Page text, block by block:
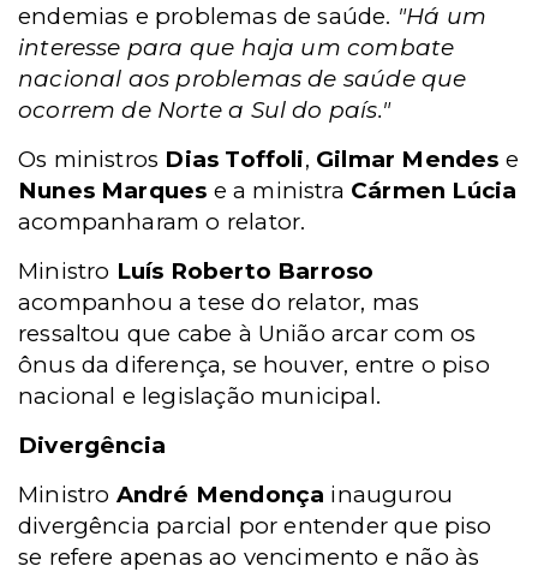
endemias e problemas de saúde. "Há um
interesse para que haja um combate
nacional aos problemas de saúde que
ocorrem de Norte a Sul do país."
Os ministros Dias Toffoli, Gilmar Mendes e
Nunes Marques e a ministra Cármen Lúcia
acompanharam o relator.
Ministro Luís Roberto Barroso
acompanhou a tese do relator, mas
ressaltou que cabe à União arcar com os
ônus da diferença, se houver, entre o piso
nacional e legislação municipal.
Divergência
Ministro André Mendonça inaugurou
divergência parcial por entender que piso
se refere apenas ao vencimento e não às